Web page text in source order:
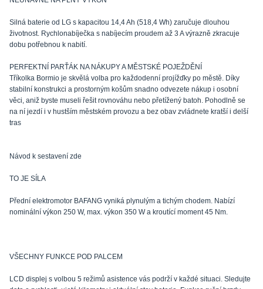
Silná baterie od LG s kapacitou 14,4 Ah (518,4 Wh) zaručuje dlouhou
životnost. Rychlonabíječka s nabíjecím proudem až 3 A výrazně zkracuje
dobu potřebnou k nabití.
PERFEKTNÍ PARŤÁK NA NÁKUPY A MĚSTSKÉ POJEŽDĚNÍ
Tříkolka Bormio je skvělá volba pro každodenní projížďky po městě. Díky
stabilní konstrukci a prostorným košům snadno odvezete nákup i osobní
věci, aniž byste museli řešit rovnováhu nebo přetížený batoh. Pohodlně se
na ní jezdí i v hustším městském provozu a bez obav zvládnete kratší i delší
tras
Návod k sestavení zde
TO JE SÍLA
Přední elektromotor BAFANG vyniká plynulým a tichým chodem. Nabízí
nominální výkon 250 W, max. výkon 350 W a kroutící moment 45 Nm.
VŠECHNY FUNKCE POD PALCEM
LCD displej s volbou 5 režimů asistence vás podrží v každé situaci. Sledujte